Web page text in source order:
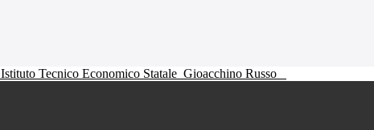
Istituto Tecnico Economico Statale Gioacchino Russo